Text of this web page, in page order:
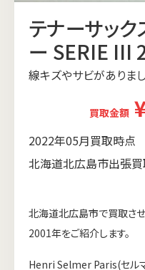
テナーサッ
ー SERIE III
線キズやサビがありまし
買取金額
2022年05月買取時点
北海道北広島市出張
北海道北広島市で買取さ
2001年をご紹介します。
Henri Selmer Paris(セル